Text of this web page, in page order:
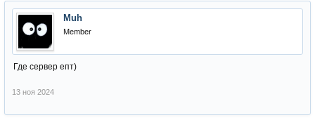
Muh
Member
Где сервер епт)
13 ноя 2024